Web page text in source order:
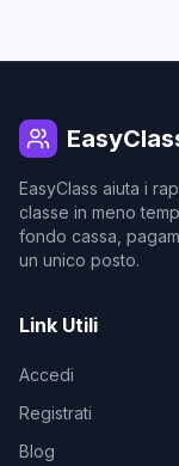
EasyClass aiuta i
classe in meno
fondo cassa,
un unico posto.
Link Utili
Accedi
Registrati
Blog